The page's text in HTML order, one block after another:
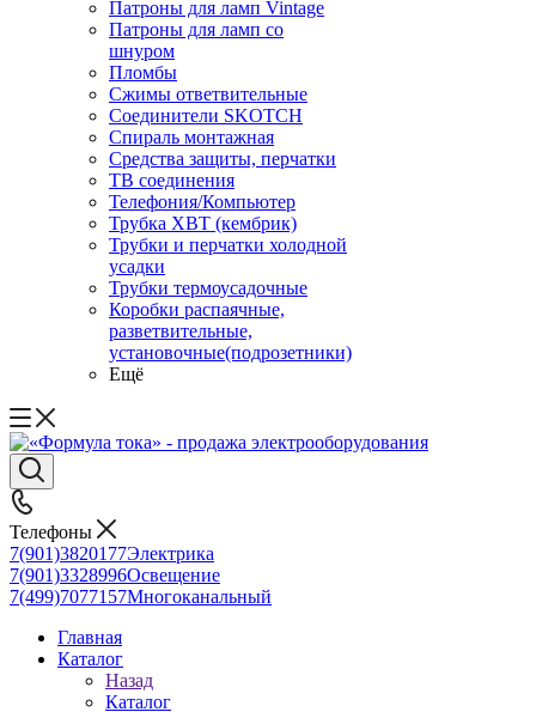
Патроны для ламп Vintage
Патроны для ламп со
шнуром
Пломбы
Сжимы ответвительные
Соединители SKOTCH
Спираль монтажная
Средства защиты, перчатки
ТВ соединения
Телефония/Компьютер
Трубка ХВТ (кембрик)
Трубки и перчатки холодной
усадки
Трубки термоусадочные
Коробки распаячные,
разветвительные,
установочные(подрозетники)
Ещё
Телефоны
7(901)3820177Электрика
7(901)3328996Освещение
7(499)7077157Многоканальный
Главная
Каталог
Назад
Каталог